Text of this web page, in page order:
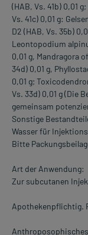
(HAB, Vs. 41b) 0,01
Vs. 41c) 0,01 g:
D2 (HAB, Vs. 35b)
Leontopodium
0,01 g, Mandragora
34d) 0,01 g,
0,01 g;
Vs. 33d) 0,01 g (Die
gemeinsam
Sonstige
Wasser für
Bitte
Art der Anwendung:
Zur subcutanen
Apothekenpflichtig.